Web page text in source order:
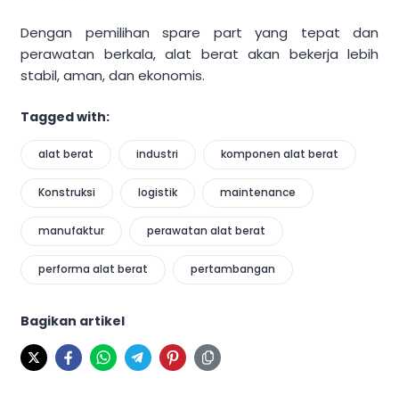
Dengan pemilihan spare part yang tepat dan
perawatan berkala, alat berat akan bekerja lebih
stabil, aman, dan ekonomis.
Tagged with:
alat berat industri komponen alat berat
Konstruksi logistik maintenance
manufaktur perawatan alat berat
performa alat berat pertambangan
Bagikan artikel